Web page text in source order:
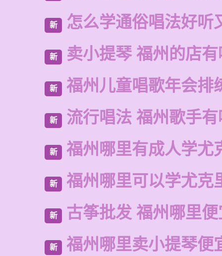
新 怎么学通俗唱法好听
新 卖小提琴 福州的店
新 福州儿童唱歌年会排
新 流行唱法 福州歌手
新 福州哪里有成人学尤
新 福州哪里可以学尤克
新 古筝批发 福州哪里
新 福州哪里卖小提琴便